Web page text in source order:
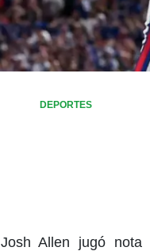
DEPORTES
Josh Allen jugó